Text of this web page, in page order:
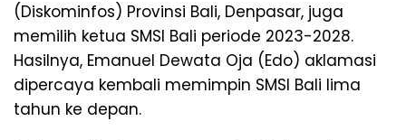
(Diskominfos) Provinsi Bali, Denpasar, juga
memilih ketua SMSI Bali periode 2023-2028.
Hasilnya, Emanuel Dewata Oja (Edo) aklamasi
dipercaya kembali memimpin SMSI Bali lima
tahun ke depan.